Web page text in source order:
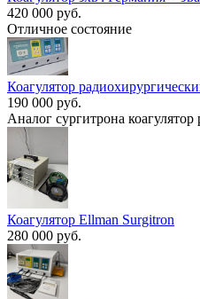
420 000 руб.
Отличное состояние
Коагулятор
190 000 руб.
Аналог сургитрона
Коагулятор Ellman Surgitron
280 000 руб.